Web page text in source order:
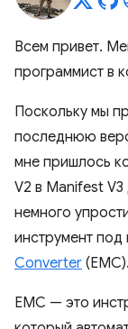
Всем привет.
программист в
Поскольку мы
последнюю
мне пришлось
V2 в Manifest
немного
инструмент под
Converter (EMC).
EMC — это